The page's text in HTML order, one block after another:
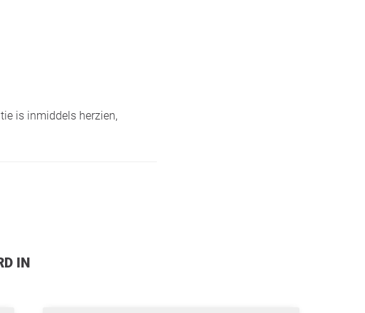
is inmiddels herzien,
IN